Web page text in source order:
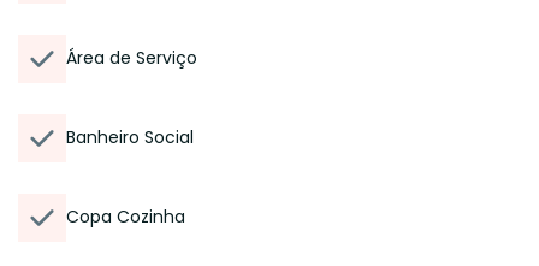
Área de Serviço
Banheiro Social
Copa Cozinha